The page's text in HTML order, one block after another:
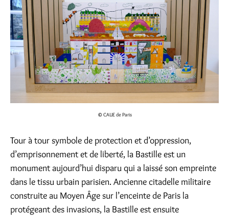
© CAUE de Paris
Tour à tour symbole de protection et d’oppression,
d’emprisonnement et de liberté, la Bastille est un
monument aujourd’hui disparu qui a laissé son empreinte
dans le tissu urbain parisien. Ancienne citadelle militaire
construite au Moyen Âge sur l’enceinte de Paris la
protégeant des invasions, la Bastille est ensuite